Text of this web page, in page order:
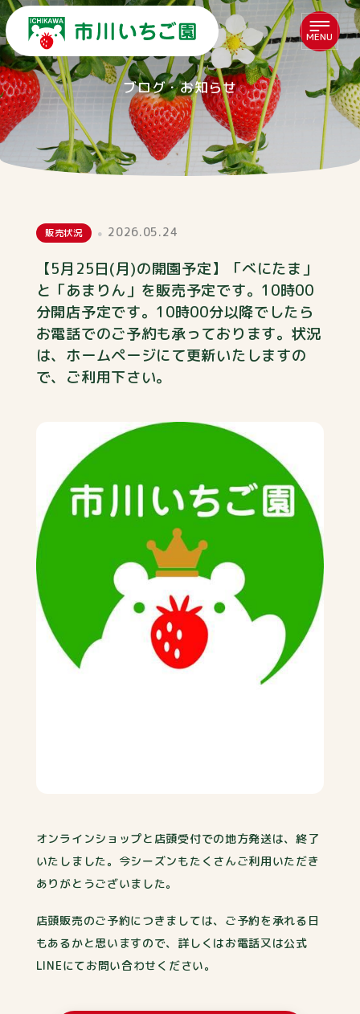
MENU
ブログ・お知らせ
販売状況 2026.05.24
【5月25日(月)の開園予定】「べにたま」
と「あまりん」を販売予定です。10時00
分開店予定です。10時00分以降でしたら
お電話でのご予約も承っております。状況
は、ホームページにて更新いたしますの
で、ご利用下さい。
オンラインショップと店頭受付での地方発送は、終了
いたしました。今シーズンもたくさんご利用いただき
ありがとうございました。
店頭販売のご予約につきましては、ご予約を承れる日
もあるかと思いますので、詳しくはお電話又は公式
LINEにてお問い合わせください。